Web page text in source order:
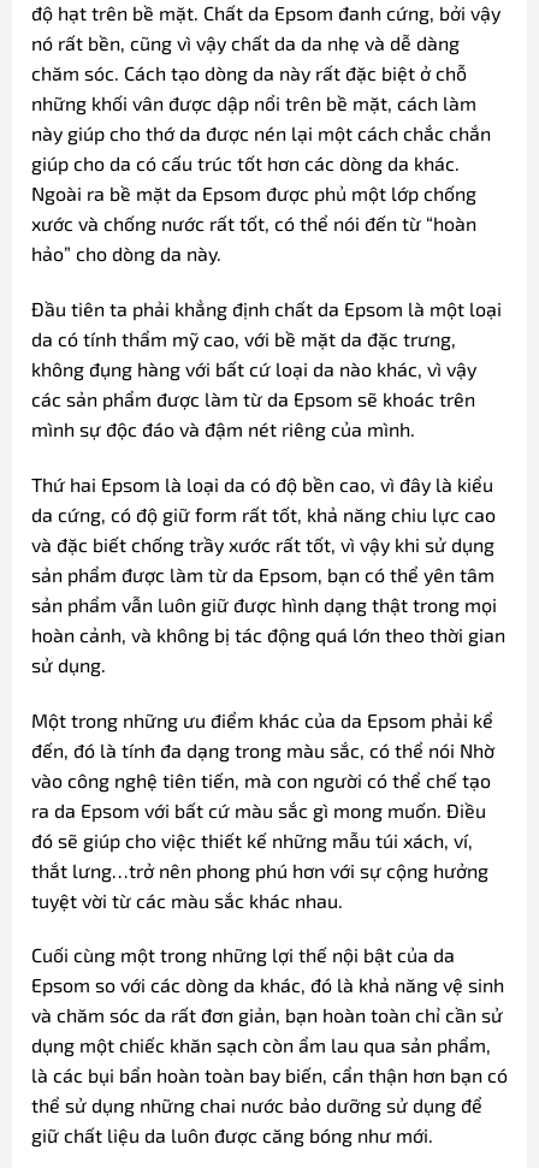
độ hạt trên bề mặt. Chất da Epsom đanh cứng, bởi vậy
nó rất bền, cũng vì vậy chất da da nhẹ và dễ dàng
chăm sóc. Cách tạo dòng da này rất đặc biệt ở chỗ
những khối vân được dập nổi trên bề mặt, cách làm
này giúp cho thớ da được nén lại một cách chắc chắn
giúp cho da có cấu trúc tốt hơn các dòng da khác.
Ngoài ra bề mặt da Epsom được phủ một lớp chống
xước và chống nước rất tốt, có thể nói đến từ “hoàn
hảo” cho dòng da này.
Đầu tiên ta phải khẳng định chất da Epsom là một loại
da có tính thẩm mỹ cao, với bề mặt da đặc trưng,
không đụng hàng với bất cứ loại da nào khác, vì vậy
các sản phẩm được làm từ da Epsom sẽ khoác trên
mình sự độc đáo và đậm nét riêng của mình.
Thứ hai Epsom là loại da có độ bền cao, vì đây là kiểu
da cứng, có độ giữ form rất tốt, khả năng chiu lực cao
và đặc biết chống trầy xước rất tốt, vì vậy khi sử dụng
sản phẩm được làm từ da Epsom, bạn có thể yên tâm
sản phẩm vẫn luôn giữ được hình dạng thật trong mọi
hoàn cảnh, và không bị tác động quá lớn theo thời gian
sử dụng.
Một trong những ưu điểm khác của da Epsom phải kể
đến, đó là tính đa dạng trong màu sắc, có thể nói Nhờ
vào công nghệ tiên tiến, mà con người có thể chế tạo
ra da Epsom với bất cứ màu sắc gì mong muốn. Điều
đó sẽ giúp cho việc thiết kế những mẫu túi xách, ví,
thắt lưng…trở nên phong phú hơn với sự cộng hưởng
tuyệt vời từ các màu sắc khác nhau.
Cuối cùng một trong những lợi thế nội bật của da
Epsom so với các dòng da khác, đó là khả năng vệ sinh
và chăm sóc da rất đơn giản, bạn hoàn toàn chỉ cần sử
dụng một chiếc khăn sạch còn ẩm lau qua sản phẩm,
là các bụi bẩn hoàn toàn bay biến, cẩn thận hơn bạn có
thể sử dụng những chai nước bảo dưỡng sử dụng để
giữ chất liệu da luôn được căng bóng như mới.